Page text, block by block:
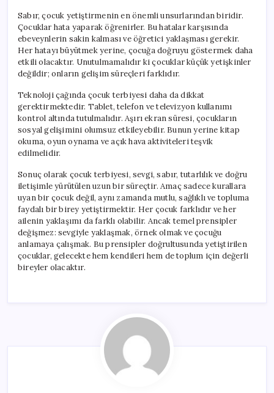
Sabır, çocuk yetiştirmenin en önemli unsurlarından biridir.
Çocuklar hata yaparak öğrenirler. Bu hatalar karşısında
ebeveynlerin sakin kalması ve öğretici yaklaşması gerekir.
Her hatayı büyütmek yerine, çocuğa doğruyu göstermek daha
etkili olacaktır. Unutulmamalıdır ki çocuklar küçük yetişkinler
değildir; onların gelişim süreçleri farklıdır.
Teknoloji çağında çocuk terbiyesi daha da dikkat
gerektirmektedir. Tablet, telefon ve televizyon kullanımı
kontrol altında tutulmalıdır. Aşırı ekran süresi, çocukların
sosyal gelişimini olumsuz etkileyebilir. Bunun yerine kitap
okuma, oyun oynama ve açık hava aktiviteleri teşvik
edilmelidir.
Sonuç olarak çocuk terbiyesi, sevgi, sabır, tutarlılık ve doğru
iletişimle yürütülen uzun bir süreçtir. Amaç sadece kurallara
uyan bir çocuk değil, aynı zamanda mutlu, sağlıklı ve topluma
faydalı bir birey yetiştirmektir. Her çocuk farklıdır ve her
ailenin yaklaşımı da farklı olabilir. Ancak temel prensipler
değişmez: sevgiyle yaklaşmak, örnek olmak ve çocuğu
anlamaya çalışmak. Bu prensipler doğrultusunda yetiştirilen
çocuklar, gelecekte hem kendileri hem de toplum için değerli
bireyler olacaktır.